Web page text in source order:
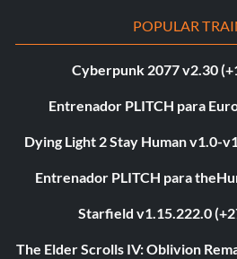
POPULAR
Cyberpunk 2077 v2.30
Entrenador PLITCH para
Dying Light 2 Stay Human v1.0-
Entrenador PLITCH para
Starfield v1.15.222.0
The Elder Scrolls IV: Oblivion